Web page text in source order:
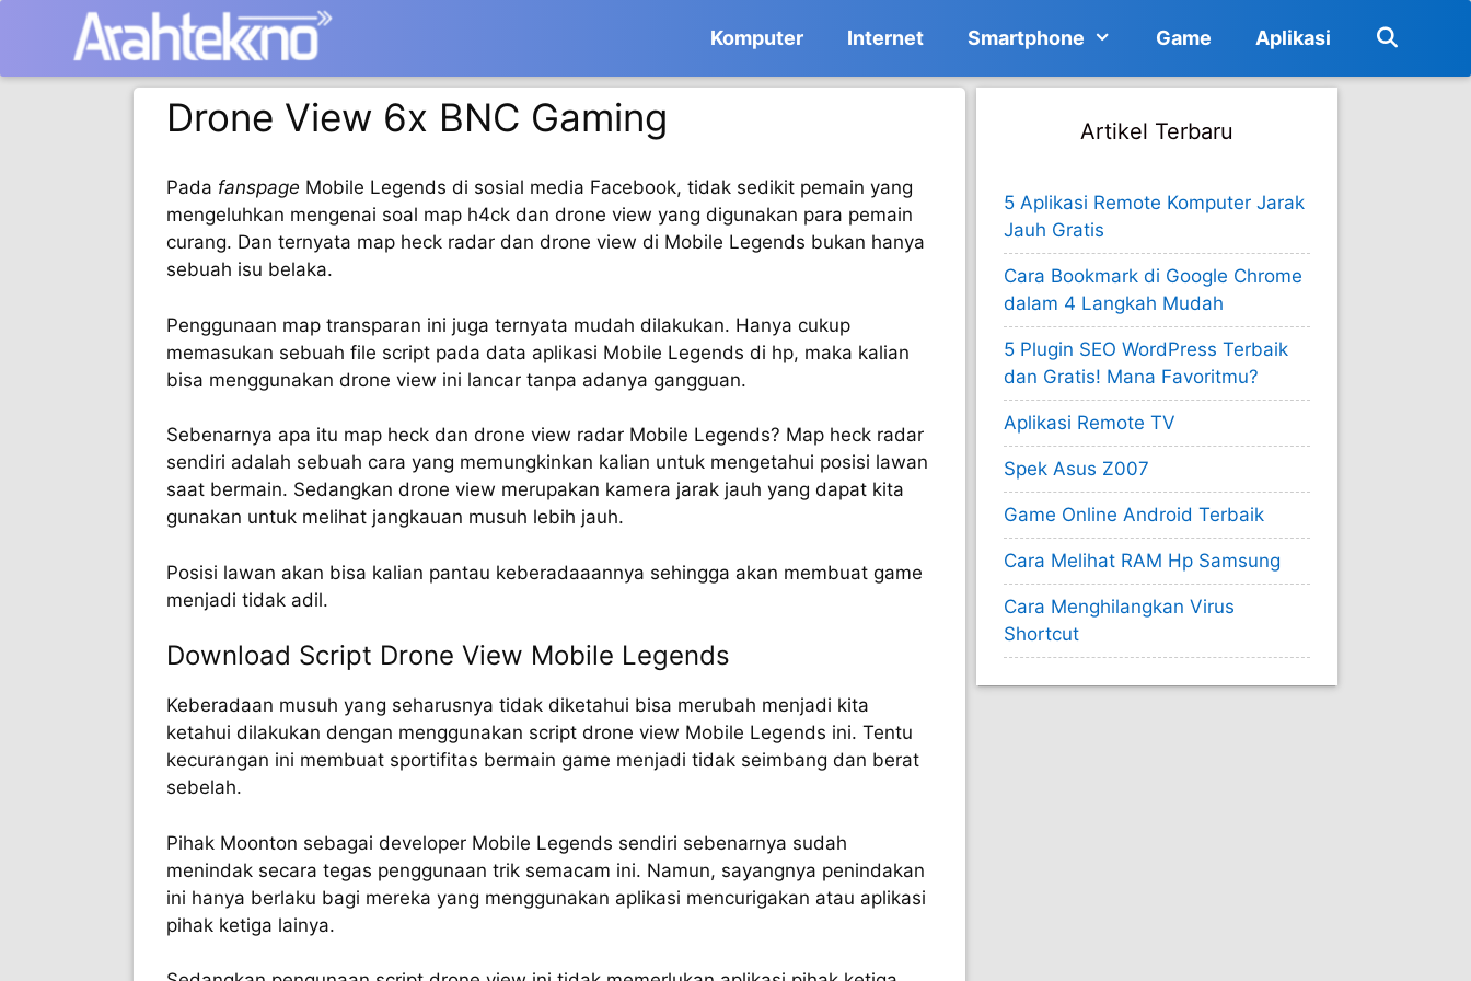
Komputer Internet Smartphone Game Aplikasi
Drone View 6x BNC Gaming
Pada fanspage Mobile Legends di sosial media Facebook, tidak sedikit pemain yang
mengeluhkan mengenai soal map h4ck dan drone view yang digunakan para pemain
curang. Dan ternyata map heck radar dan drone view di Mobile Legends bukan hanya
sebuah isu belaka.
Penggunaan map transparan ini juga ternyata mudah dilakukan. Hanya cukup
memasukan sebuah file script pada data aplikasi Mobile Legends di hp, maka kalian
bisa menggunakan drone view ini lancar tanpa adanya gangguan.
Sebenarnya apa itu map heck dan drone view radar Mobile Legends? Map heck radar
sendiri adalah sebuah cara yang memungkinkan kalian untuk mengetahui posisi lawan
saat bermain. Sedangkan drone view merupakan kamera jarak jauh yang dapat kita
gunakan untuk melihat jangkauan musuh lebih jauh.
Posisi lawan akan bisa kalian pantau keberadaaannya sehingga akan membuat game
menjadi tidak adil.
Download Script Drone View Mobile Legends
Keberadaan musuh yang seharusnya tidak diketahui bisa merubah menjadi kita
ketahui dilakukan dengan menggunakan script drone view Mobile Legends ini. Tentu
kecurangan ini membuat sportifitas bermain game menjadi tidak seimbang dan berat
sebelah.
Pihak Moonton sebagai developer Mobile Legends sendiri sebenarnya sudah
menindak secara tegas penggunaan trik semacam ini. Namun, sayangnya penindakan
ini hanya berlaku bagi mereka yang menggunakan aplikasi mencurigakan atau aplikasi
pihak ketiga lainya.
Artikel Terbaru
5 Aplikasi Remote Komputer Jarak
Jauh Gratis
Cara Bookmark di Google Chrome
dalam 4 Langkah Mudah
5 Plugin SEO WordPress Terbaik
dan Gratis! Mana Favoritmu?
Aplikasi Remote TV
Spek Asus Z007
Game Online Android Terbaik
Cara Melihat RAM Hp Samsung
Cara Menghilangkan Virus
Shortcut